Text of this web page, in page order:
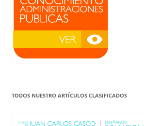
TODOS NUESTRO ARTÍCULOS CLASIFICADOS